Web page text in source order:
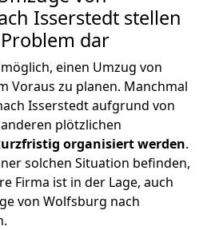
Isserstedt stellen
dar
einen Umzug von
Voraus zu planen. Manchmal
Isserstedt aufgrund von
plötzlichen
organisiert werden.
solchen Situation befinden,
Firma ist in der Lage, auch
von Wolfsburg nach